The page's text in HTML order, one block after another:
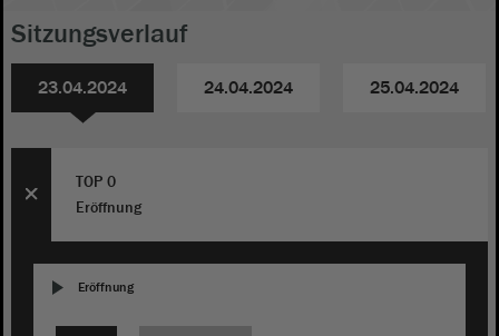
Sitzungsverlauf
23.04.2024 24.04.2024 25.04.2024
TOP 0
Eröffnung
Eröffnung